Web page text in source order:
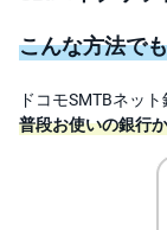
こんな方法で
ドコモSMTBネッ
普段お使いの銀行